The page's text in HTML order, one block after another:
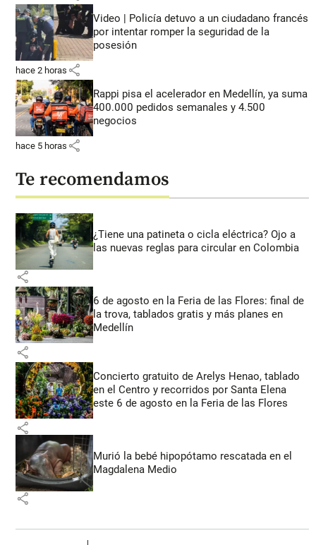
Video | Policía detuvo a un ciudadano francés
por intentar romper la seguridad de la
posesión
hace 2 horas share
Rappi pisa el acelerador en Medellín, ya suma
400.000 pedidos semanales y 4.500
negocios
hace 5 horas share
Te recomendamos
¿Tiene una patineta o cicla eléctrica? Ojo a
las nuevas reglas para circular en Colombia
share
6 de agosto en la Feria de las Flores: final de
la trova, tablados gratis y más planes en
Medellín
share
Concierto gratuito de Arelys Henao, tablado
en el Centro y recorridos por Santa Elena
este 6 de agosto en la Feria de las Flores
share
Murió la bebé hipopótamo rescatada en el
Magdalena Medio
share